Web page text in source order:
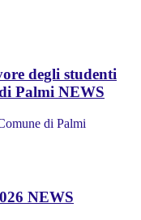
degli studenti
Palmi NEWS
di Palmi
NEWS